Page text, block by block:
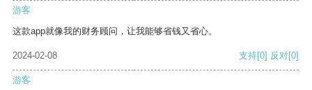
游客
这款app就像我的财务顾问，让我能够省钱又省心。
2024-02-08 支持[0] 反对[0]
游客